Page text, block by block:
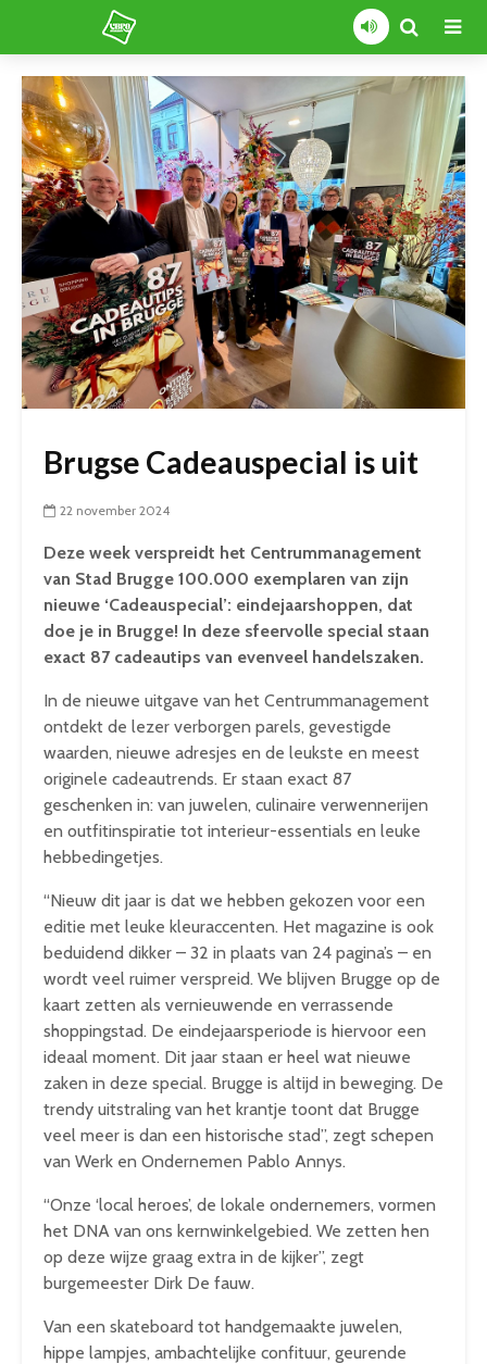
Brugse Cadeauspecial is uit
22 november 2024
Deze week verspreidt het Centrummanagement
van Stad Brugge 100.000 exemplaren van zijn
nieuwe ‘Cadeauspecial’: eindejaarshoppen, dat
doe je in Brugge! In deze sfeervolle special staan
exact 87 cadeautips van evenveel handelszaken.
In de nieuwe uitgave van het Centrummanagement
ontdekt de lezer verborgen parels, gevestigde
waarden, nieuwe adresjes en de leukste en meest
originele cadeautrends. Er staan exact 87
geschenken in: van juwelen, culinaire verwennerijen
en outfitinspiratie tot interieur-essentials en leuke
hebbedingetjes.
“Nieuw dit jaar is dat we hebben gekozen voor een
editie met leuke kleuraccenten. Het magazine is ook
beduidend dikker – 32 in plaats van 24 pagina’s – en
wordt veel ruimer verspreid. We blijven Brugge op de
kaart zetten als vernieuwende en verrassende
shoppingstad. De eindejaarsperiode is hiervoor een
ideaal moment. Dit jaar staan er heel wat nieuwe
zaken in deze special. Brugge is altijd in beweging. De
trendy uitstraling van het krantje toont dat Brugge
veel meer is dan een historische stad”, zegt schepen
van Werk en Ondernemen Pablo Annys.
“Onze ‘local heroes’, de lokale ondernemers, vormen
het DNA van ons kernwinkelgebied. We zetten hen
op deze wijze graag extra in de kijker”, zegt
burgemeester Dirk De fauw.
Van een skateboard tot handgemaakte juwelen,
hippe lampjes, ambachtelijke confituur, geurende